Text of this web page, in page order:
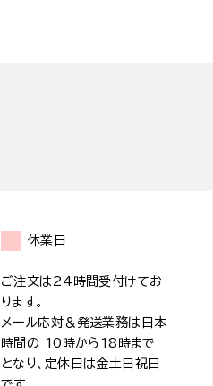
休業日
ご注文は24時間受付けてお
ります。
メール応対＆発送業務は日本
時間の 10時から18時まで
となり、定休日は金土日祝日